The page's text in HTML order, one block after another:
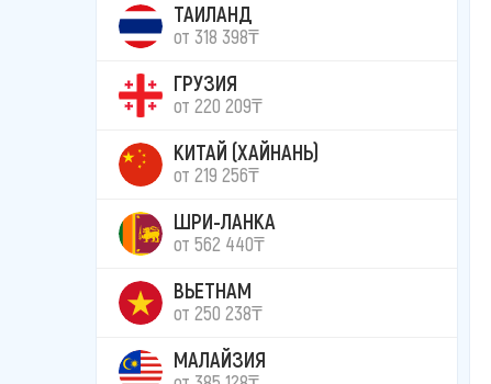
ТАИЛАНД
от 318 398₸
ГРУЗИЯ
от 220 209₸
КИТАЙ (ХАЙНАНЬ)
от 219 256₸
ШРИ-ЛАНКА
от 562 440₸
ВЬЕТНАМ
от 250 238₸
МАЛАЙЗИЯ